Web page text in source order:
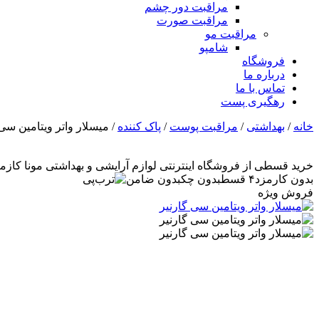
مراقبت دور چشم
مراقبت صورت
مراقبت مو
شامپو
فروشگاه
درباره ما
تماس با ما
رهگیری پست
خانه / بهداشتی / مراقبت پوست / پاک کننده / میسلار واتر ویتامین سی
خرید قسطی از فروشگاه اینترنتی لوازم آرایشی و بهداشتی مونا
بدون کارمزد۴ قسط بدون چکبدون ضامن
فروش ویژه